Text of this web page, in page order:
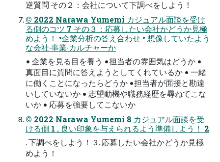
逆質問 その２：会社について下調べをしよう！
© 2022 Narawa Yumemi カジュアル⾯談を受け
る側のコツ 7 その３：応募したい会社かどうか⾒極
めよう！ •企業分析の答え合わせ • 想像していたよう
な会社‧事業‧カルチャーか
• 企業を⾒る⽬を養う •担当者の雰囲気はどうか •
真⾯⽬に質問に答えようとしてくれているか • ⼀緒
に働くことになったらどうか •担当者が⾯接と勘違
いしていないか • 志望動機や職務経歴を尋ねてこな
いか • 応募を強要してこないか
© 2022 Narawa Yumemi 8 カジュアル⾯談を受
ける側 1 . 良い印象を与えられるよう準備しよう！ 2
. 下調べをしよう！ 3 . 応募したい会社かどうか⾒極
めよう！